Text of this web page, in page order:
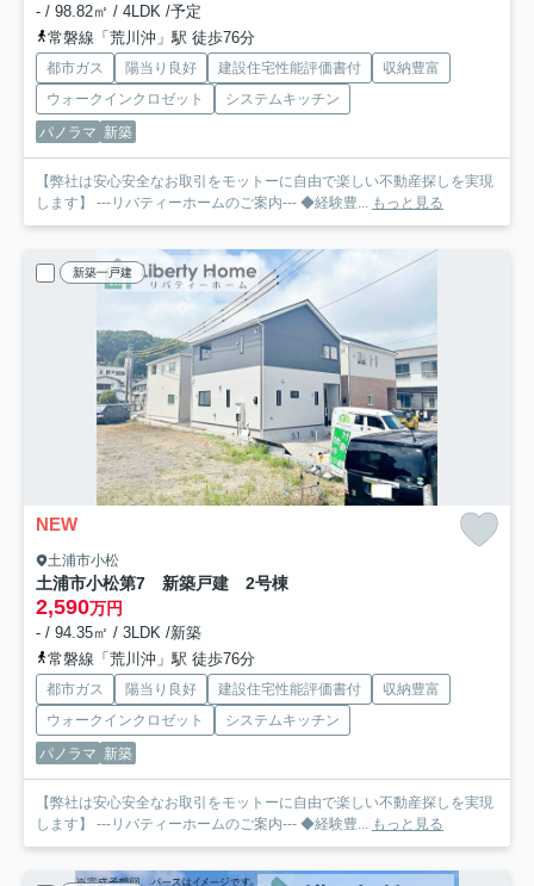
- / 98.82㎡ / 4LDK /予定
常磐線「荒川沖」駅 徒歩76分
都市ガス 陽当り良好 建設住宅性能評価書付
収納豊富
ウォークインクロゼット
システムキッチン
パノラマ 新築
【弊社は安心安全なお取引をモットーに自由で楽しい不動産探しを実現
します】 ---リバティーホームのご案内--- ◆経験豊... もっと見る
新築一戸建
NEW
土浦市小松
土浦市小松第7 新築戸建 2号棟
2,590万円
- / 94.35㎡ / 3LDK /新築
常磐線「荒川沖」駅 徒歩76分
都市ガス 陽当り良好 建設住宅性能評価書付
収納豊富
ウォークインクロゼット
システムキッチン
パノラマ 新築
【弊社は安心安全なお取引をモットーに自由で楽しい不動産探しを実現
します】 ---リバティーホームのご案内--- ◆経験豊... もっと見る